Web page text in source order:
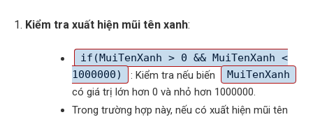
Kiểm tra xuất hiện mũi tên xanh:
if(MuiTenXanh > 0 && MuiTenXanh <
1000000)
: Kiểm tra nếu biến MuiTenXanh
có giá trị lớn hơn 0 và nhỏ hơn 1000000.
Trong trường hợp này, nếu có xuất hiện mũi tên